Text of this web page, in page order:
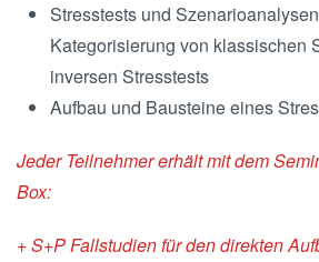
Stresstests und
Kategorisierung von klassischen
inversen Stresstests
Aufbau und Bausteine eines
Jeder Teilnehmer erhält mit dem
Box:
+ S+P Fallstudien für den direkten